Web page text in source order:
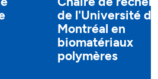
de l'Université de
Montréal en
biomatériaux
polymères